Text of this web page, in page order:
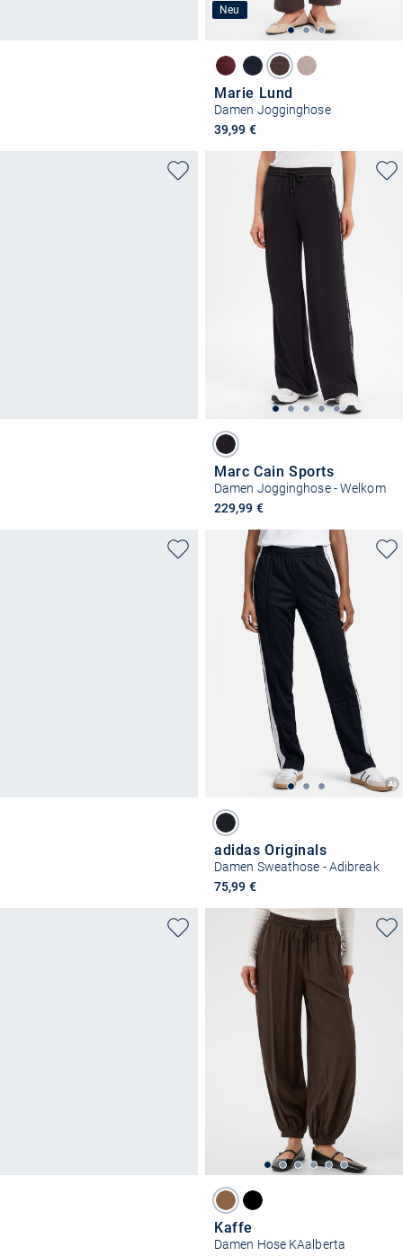
Neu
Marie Lund
Damen Jogginghose
39,99 €
Marc Cain Sports
Damen Jogginghose - Welkom
229,99 €
adidas Originals
Damen Sweathose - Adibreak
75,99 €
Kaffe
Damen Hose KAalberta